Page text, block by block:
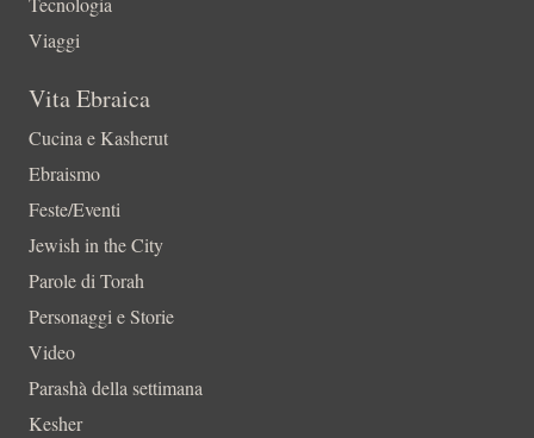
Viaggi
Vita Ebraica
Cucina e Kasherut
Ebraismo
Feste/Eventi
Jewish in the City
Parole di Torah
Personaggi e Storie
Video
Parashà della settimana
Kesher